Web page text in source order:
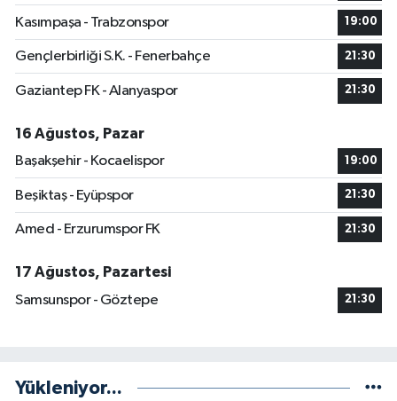
Kasımpaşa - Trabzonspor 19:00
Gençlerbirliği S.K. - Fenerbahçe 21:30
Gaziantep FK - Alanyaspor 21:30
16 Ağustos, Pazar
Başakşehir - Kocaelispor
19:00
Beşiktaş - Eyüpspor 21:30
Amed - Erzurumspor FK 21:30
17 Ağustos, Pazartesi
Samsunspor - Göztepe
21:30
Yükleniyor...